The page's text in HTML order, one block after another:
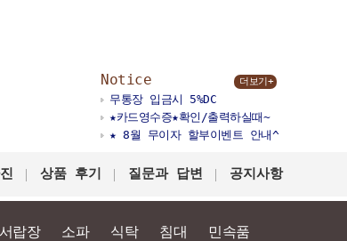
Notice 더보기+
무통장 입금시 5%DC
★카드영수증★확인/출력하실때~
★ 8월 무이자 할부이벤트 안내^
상품 후기 질문과 답변 공지사항
서랍장 소파 식탁 침대 민속품